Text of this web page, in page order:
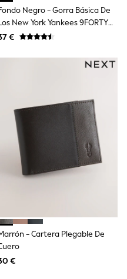
Negro - Gorra Básica De
New York Yankees 9FORTY
New Era®
€
- Cartera Plegable De
€